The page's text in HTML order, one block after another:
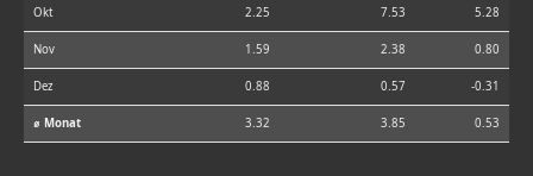
Okt 2.25 7.53 5.28
Nov 1.59 2.38 0.80
Dez 0.88 0.57 -0.31
⌀ Monat 3.32 3.85 0.53